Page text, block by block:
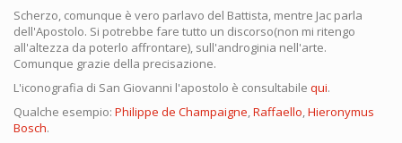
Scherzo, comunque è vero parlavo del Battista, mentre Jac parla
dell'Apostolo. Si potrebbe fare tutto un discorso(non mi ritengo
all'altezza da poterlo affrontare), sull'androginia nell'arte.
Comunque grazie della precisazione.
L'iconografia di San Giovanni l'apostolo è consultabile qui.
Qualche esempio: Philippe de Champaigne,Raffaello,Hieronymus
Bosch.